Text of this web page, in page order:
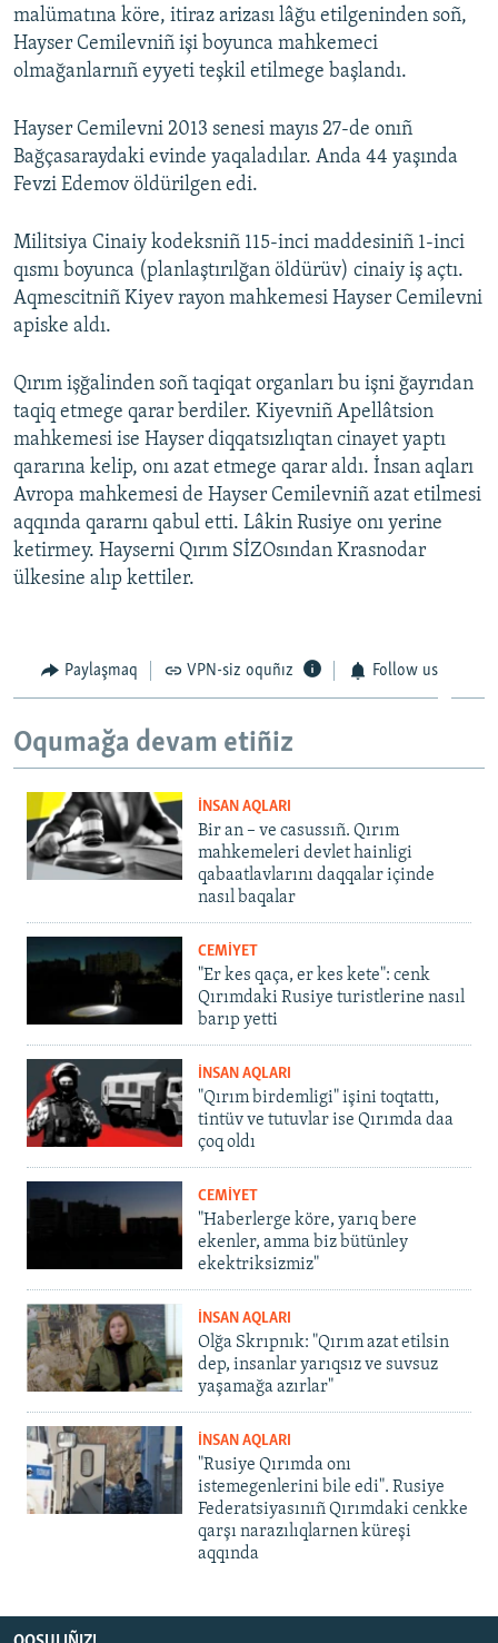
malümatına köre, itiraz arizası lâğu etilgeninden soñ,
Hayser Cemilevniñ işi boyunca mahkemeci
olmağanlarnıñ eyyeti teşkil etilmege başlandı.
Hayser Cemilevni 2013 senesi mayıs 27-de onıñ
Bağçasaraydaki evinde yaqaladılar. Anda 44 yaşında
Fevzi Edemov öldürilgen edi.
Militsiya Cinaiy kodeksniñ 115-inci maddesiniñ 1-inci
qısmı boyunca (planlaştırılğan öldürüv) cinaiy iş açtı.
Aqmescitniñ Kiyev rayon mahkemesi Hayser Cemilevni
apiske aldı.
Qırım işğalinden soñ taqiqat organları bu işni ğayrıdan
taqiq etmege qarar berdiler. Kiyevniñ Apellâtsion
mahkemesi ise Hayser diqqatsızlıqtan cinayet yaptı
qararına kelip, onı azat etmege qarar aldı. İnsan aqları
Avropa mahkemesi de Hayser Cemilevniñ azat etilmesi
aqqında qararnı qabul etti. Lâkin Rusiye onı yerine
ketirmey. Hayserni Qırım SİZOsından Krasnodar
ülkesine alıp kettiler.
Paylaşmaq VPN-siz oquñız Follow us
Oqumağa devam etiñiz
İNSAN AQLARI
Bir an – ve casussıñ. Qırım
mahkemeleri devlet hainligi
qabaatlavlarını daqqalar içinde
nasıl baqalar
CEMİYET
"Er kes qaça, er kes kete": cenk
Qırımdaki Rusiye turistlerine nasıl
barıp yetti
İNSAN AQLARI
"Qırım birdemligi" işini toqtattı,
tintüv ve tutuvlar ise Qırımda daa
çoq oldı
CEMİYET
"Haberlerge köre, yarıq bere
ekenler, amma biz bütünley
ekektriksizmiz"
İNSAN AQLARI
Olğa Skrıpnık: "Qırım azat etilsin
dep, insanlar yarıqsız ve suvsuz
yaşamağa azırlar"
İNSAN AQLARI
"Rusiye Qırımda onı
istemegenlerini bile edi". Rusiye
Federatsiyasınıñ Qırımdaki cenkke
qarşı narazılıqlarnen küreşi
aqqında